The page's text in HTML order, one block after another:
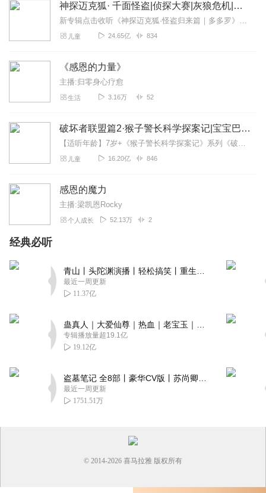
神探迈克狐· 千面怪盗|侦探大赛|灰狼危机|多多罗
新专辑点击收听《神探迈克狐·怪盗归来篇｜多多罗》！！！>>>点击进入主播橱窗购买《神探迈克狐》系列图书吧!<<<多多罗故事【点击前往】收听多多罗其他好玩有趣的故...
儿童 24.65亿 834
《感恩的力量》
主播:归零身心疗愈
生活 3.16万 52
破坏者联盟篇2·猴子警长科学探案记|宝宝巴士故事
【适听年龄】7岁+《猴子警长科学探案记》系列《破坏者联盟篇1·猴子警长科学探案记》>>>《破坏者联盟篇2·猴子警长科学探案记》>>>《破坏者联盟篇3·猴子警长科...
儿童 16.20亿 846
感恩的魔力
主播:梁凯恩Rocky
个人成长 52.13万 2
经典必听
最近一周更新
11.37亿
专辑播放量超19.1亿
19.12亿
最近一周更新
1751.51万
© 2014-2026 喜马拉雅 版权所有